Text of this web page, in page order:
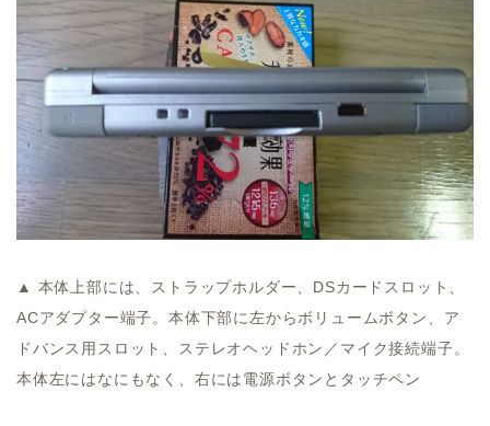
▲ 本体上部には、ストラップホルダー、DSカードスロット、
ACアダプター端子。本体下部に左からボリュームボタン、ア
ドバンス用スロット、ステレオヘッドホン／マイク接続端子。
本体左にはなにもなく、右には電源ボタンとタッチペン